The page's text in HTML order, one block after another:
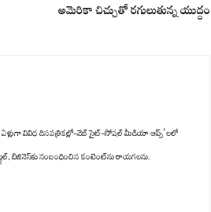
అమెరికా చిచ్చుతో ర‌గులుతున్న యుద్దం
ఏళ్లుగా వివిధ దినపత్రికల్లో-వెబ్ సైట్-సోషల్ మీడియా ఆప్స్' లలో
బిజినెస్‌కు సంబంధించిన కంటెంట్‌ను రాయగలను.